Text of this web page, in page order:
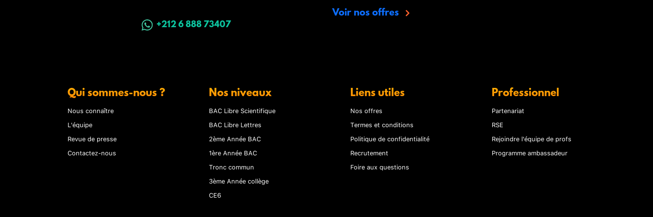
+212 6 888 73407
Voir nos offres
Qui sommes-nous ?
Nous connaître
L'équipe
Revue de presse
Contactez-nous
Nos niveaux
BAC Libre Scientifique
BAC Libre Lettres
2ème Année BAC
1ère Année BAC
Tronc commun
3ème Année collège
CE6
Liens utiles
Nos offres
Termes et conditions
Politique de confidentialité
Recrutement
Foire aux questions
Professionnel
Partenariat
RSE
Rejoindre l'équipe de profs
Programme ambassadeur